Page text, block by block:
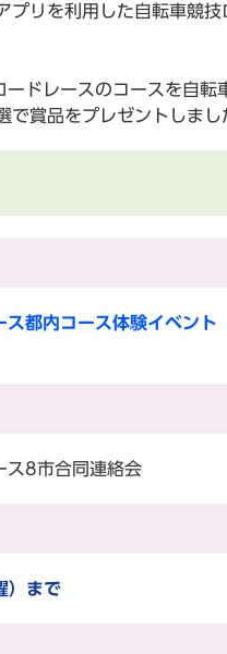
プリを利用した自転車競
ドレースのコースを自転
賞品をプレゼントしまし
都内コース体験イベント
ス8市合同連絡会
）まで